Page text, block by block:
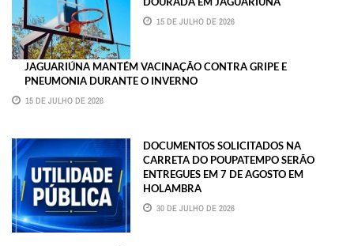
15 DE JULHO DE 2026
JAGUARIÚNA MANTÉM VACINAÇÃO CONTRA GRIPE E
PNEUMONIA DURANTE O INVERNO
15 DE JULHO DE 2026
DOCUMENTOS SOLICITADOS NA
CARRETA DO POUPATEMPO SERÃO
ENTREGUES EM 7 DE AGOSTO EM
HOLAMBRA
30 DE JULHO DE 2026